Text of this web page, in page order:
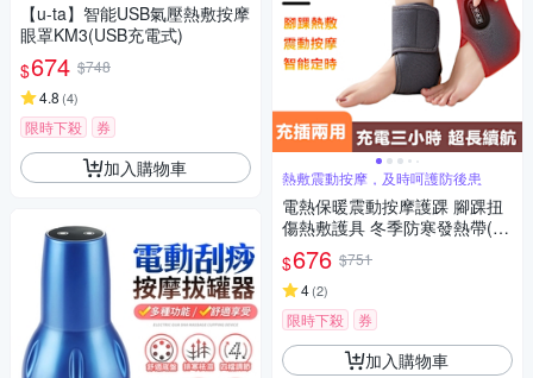
【u-ta】智能USB氣壓熱敷按摩
眼罩KM3(USB充電式)
$674 $748
4.8 (4)
限時下殺 券
加入購物車 熱敷震動按摩，及時呵護防後患
電熱保暖震動按摩護踝 腳踝扭
傷熱敷護具 冬季防寒發熱帶(加
熱護踝 交換節禮物)
$676 $751
4(2)
限時下殺 券
加入購物車